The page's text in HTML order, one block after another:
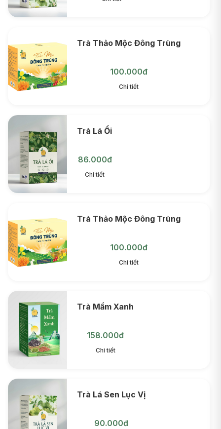
Trà Thảo Mộc Đông Trùng
100.000đ
Chi tiết
Trà Lá Ổi
86.000đ
Chi tiết
Trà Thảo Mộc Đông Trùng
100.000đ
Chi tiết
Trà Mầm Xanh
158.000đ
Chi tiết
Trà Lá Sen Lục Vị
90.000đ